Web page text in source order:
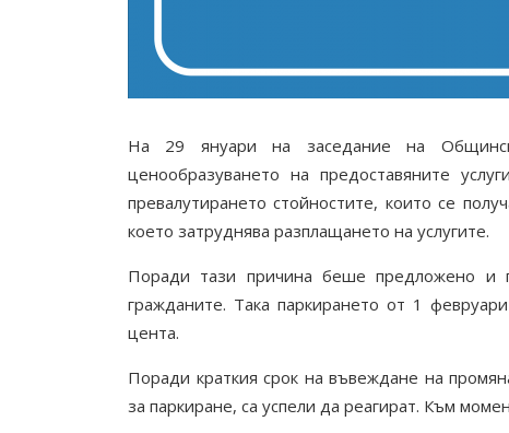
На 29 януари на заседание на О
ценообразуването на предоставяните
превалутирането стойностите, които се
което затруднява разплащането на услугите.
Поради тази причина беше предложено и
гражданите. Така паркирането от 1 февруари
цента.
Поради краткия срок на въвеждане на
за паркиране, са успели да реагират. Към